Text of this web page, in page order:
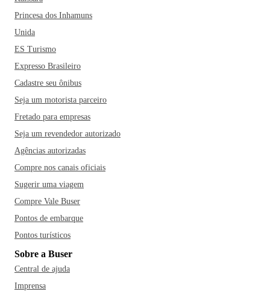
Princesa dos Inhamuns
Unida
ES Turismo
Expresso Brasileiro
Cadastre seu ônibus
Seja um motorista parceiro
Fretado para empresas
Seja um revendedor autorizado
Agências autorizadas
Compre nos canais oficiais
Sugerir uma viagem
Compre Vale Buser
Pontos de embarque
Pontos turísticos
Sobre a Buser
Central de ajuda
Imprensa